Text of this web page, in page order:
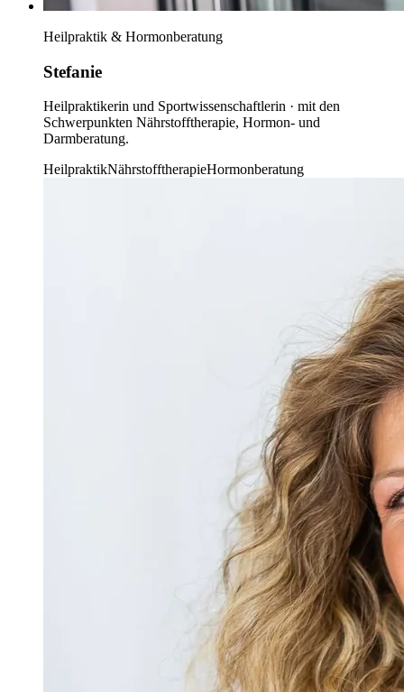
Heilpraktik & Hormonberatung
Stefanie
Heilpraktikerin und Sportwissenschaftlerin · mit den
Schwerpunkten Nährstofftherapie, Hormon- und
Darmberatung.
HeilpraktikNährstofftherapieHormonberatung